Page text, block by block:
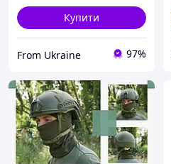
Купити
From Ukraine 97%